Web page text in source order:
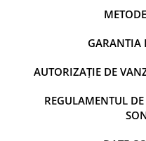
GARANTIA
AUTORIZAȚIE DE
REGULAMENTUL